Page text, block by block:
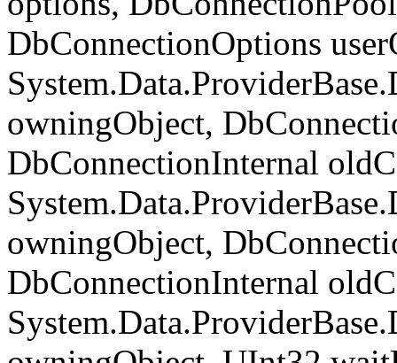
DbConnectionOptions
owningObject,
DbConnectionInternal
owningObject,
DbConnectionInternal